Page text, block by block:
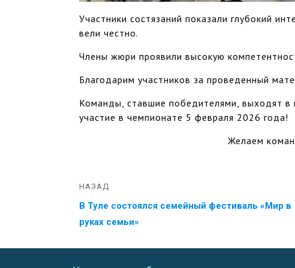
Участники состязаний показали глубокий
вели честно.
Члены жюри проявили высокую
Благодарим участников за проведенный
Команды, ставшие победителями, выходят
участие в чемпионате 5 февраля 2026 года!
Желаем
НАЗАД
В Туле состоялся семейный фестиваль «Мир в
руках семьи»